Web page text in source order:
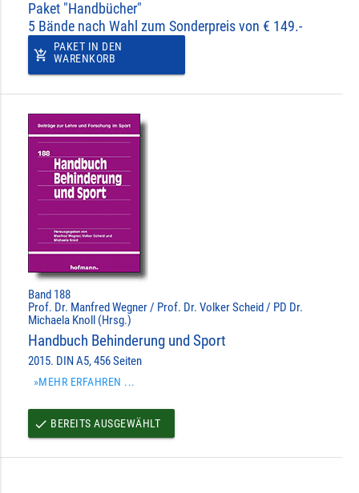
Paket "Handbücher"
5 Bände nach Wahl zum Sonderpreis von € 149.-
add_shopping_cart
PAKET IN DEN
WARENKORB
Band 188
Prof. Dr. Manfred Wegner / Prof. Dr. Volker Scheid / PD Dr.
Michaela Knoll (Hrsg.)
Handbuch Behinderung und Sport
2015. DIN A5, 456 Seiten
»MEHR ERFAHREN ...
done BEREITS AUSGEWÄHLT